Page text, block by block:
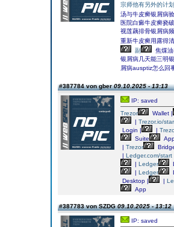
宗师他有另外的计划
汤与牛皮癣银屑病
医院白癜牛皮癣挠
视莲藕排骨银屑病
重新牛皮癣用露得
副
焦煤
银屑病几天能三明
屑病ausptiz怎么回
#387784 von gber09.10.2025 - 13:13
IP: saved
Trezor
Wallet |
| Trezor.io/
Login |
|
Suite
| Trezor
| Ledger.com/start
| Ledger
| Ledger
Desktop |
|
App
#387783 von SZDG09.10.2025 - 13:12
IP: saved